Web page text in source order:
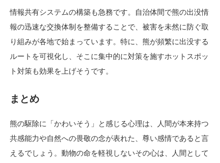
情報共有システムの構築も急務です。自治体間で熊の出没情
報の迅速な交換体制を整備することで、被害を未然に防ぐ取
り組みが各地で始まっています。特に、熊が頻繁に出没する
ルートを可視化し、そこに集中的に対策を施すホットスポッ
ト対策も効果を上げそうです。
まとめ
熊の駆除に「かわいそう」と感じる心理は、人間が本来持つ
共感能力や自然への畏敬の念が表れた、尊い感情であると言
えるでしょう。動物の命を軽視しないその心は、人間として